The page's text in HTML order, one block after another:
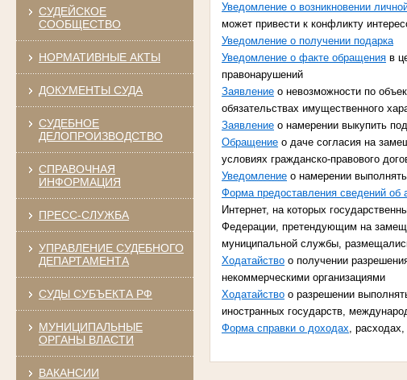
СУДЕЙСКОЕ
СООБЩЕСТВО
НОРМАТИВНЫЕ АКТЫ
ДОКУМЕНТЫ СУДА
СУДЕБНОЕ
ДЕЛОПРОИЗВОДСТВО
СПРАВОЧНАЯ
ИНФОРМАЦИЯ
ПРЕСС-СЛУЖБА
УПРАВЛЕНИЕ СУДЕБНОГО
ДЕПАРТАМЕНТА
СУДЫ СУБЪЕКТА РФ
МУНИЦИПАЛЬНЫЕ
ОРГАНЫ ВЛАСТИ
ВАКАНСИИ
Уведомлениео возникновении
может привести к конфликту
Уведомление о получении подарка
Уведомление о факте обращенияв
правонарушений
Заявлениео невозможности по
обязательствах имущественного
Заявлениео намерении выкупить
Обращение о даче согласия на
условиях гражданско-правового
Уведомлениео намерении
Форма предоставления сведений об
Интернет, на которых
Федерации, претендующим на
муниципальной службы,
Ходатайствоо получении
некоммерческими организациями
Ходатайствоо разрешении
иностранных государств,
Форма справки о доходах, расходах,